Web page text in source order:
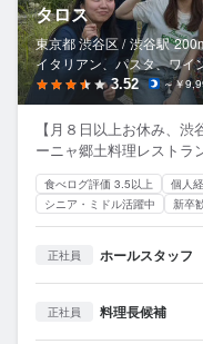
タロス
東京都 渋谷区 / 渋谷駅
イタリアン、パスタ、ワイ
3.52 ～￥
【月８日以上お休み、
ーニャ郷土料理レストラ
食べログ評価 3.5以上 個人
シニア・ミドル活躍中
新卒
正社員 ホールスタッフ
正社員 料理長候補